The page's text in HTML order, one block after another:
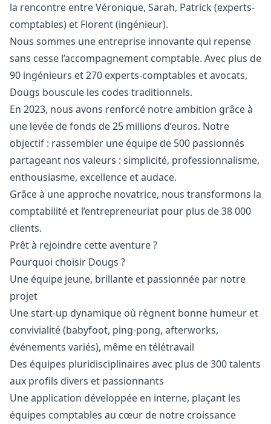
la rencontre entre Véronique, Sarah, Patrick (experts-
comptables) et Florent (ingénieur).
Nous sommes une entreprise innovante qui repense
sans cesse l’accompagnement comptable. Avec plus de
90 ingénieurs et 270 experts-comptables et avocats,
Dougs bouscule les codes traditionnels.
En 2023, nous avons renforcé notre ambition grâce à
une levée de fonds de 25 millions d’euros. Notre
objectif : rassembler une équipe de 500 passionnés
partageant nos valeurs : simplicité, professionnalisme,
enthousiasme, excellence et audace.
Grâce à une approche novatrice, nous transformons la
comptabilité et l’entrepreneuriat pour plus de 38 000
clients.
Prêt à rejoindre cette aventure ?
Pourquoi choisir Dougs ?
Une équipe jeune, brillante et passionnée par notre
projet
Une start-up dynamique où règnent bonne humeur et
convivialité (babyfoot, ping-pong, afterworks,
événements variés), même en télétravail
Des équipes pluridisciplinaires avec plus de 300 talents
aux profils divers et passionnants
Une application développée en interne, plaçant les
équipes comptables au cœur de notre croissance